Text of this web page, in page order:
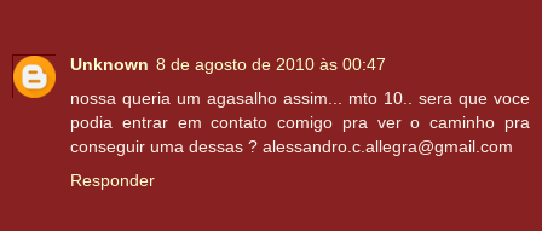
Unknown 8 de agosto de 2010 às 00:47
nossa queria um agasalho assim... mto 10.. sera que voce
podia entrar em contato comigo pra ver o caminho pra
conseguir uma dessas ? alessandro.c.allegra@gmail.com
Responder